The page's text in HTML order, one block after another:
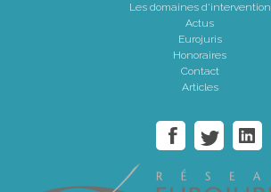
Les domaines d'intervention
Actus
Eurojuris
Honoraires
Contact
Articles